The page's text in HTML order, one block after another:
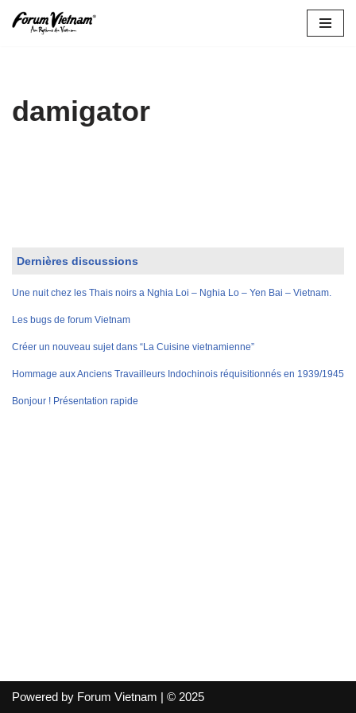
damigator
Dernières discussions
Une nuit chez les Thais noirs a Nghia Loi – Nghia Lo – Yen Bai – Vietnam.
Les bugs de forum Vietnam
Créer un nouveau sujet dans “La Cuisine vietnamienne”
Hommage aux Anciens Travailleurs Indochinois réquisitionnés en 1939/1945
Bonjour ! Présentation rapide
Powered by Forum Vietnam | © 2025